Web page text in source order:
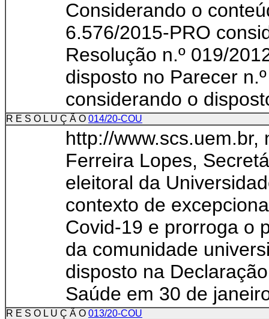
Considerando o
6.576/2015-PRO
Resolução n.º 019/
disposto no Parecer
considerando o
R E S O L U Ç Ã O 014/20-COU
http://
Ferreira Lopes,
eleitoral da
contexto de
Covid-19 e prorroga o
da comunidade
disposto na
Saúde em 30 de
R E S O L U Ç Ã O 013/20-COU